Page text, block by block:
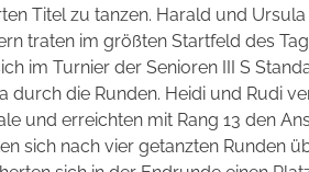
Titel zu tanzen. Harald und
traten im größten Startfeld des
im Turnier der Senioren III S
durch die Runden. Heidi und Rudi
und erreichten mit Rang 13 den
sich nach vier getanzten Runden